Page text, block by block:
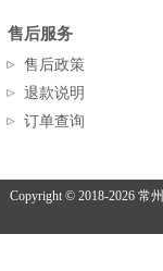
售后服务
售后政策
退款说明
订单查询
Copyright © 2018-2026 常